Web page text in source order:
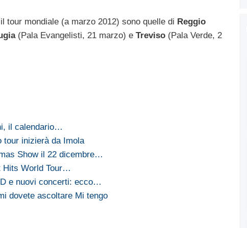
tour mondiale (a marzo 2012) sono quelle di Reggio
(Pala Evangelisti, 21 marzo) e Treviso (Pala Verde, 2
il calendario…
tour inizierà da Imola
Show il 22 dicembre…
Hits World Tour…
e nuovi concerti: ecco…
dovete ascoltare Mi tengo